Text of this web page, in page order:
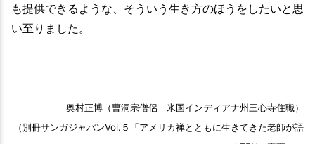
も提供できるような、そういう生き方のほうをしたいと思
い至りました。
───────────────────────
奥村正博（曹洞宗僧侶 米国インディアナ州三心寺住職）
（別冊サンガジャパンVol.５「アメリカ禅とともに生きてきた老師が語